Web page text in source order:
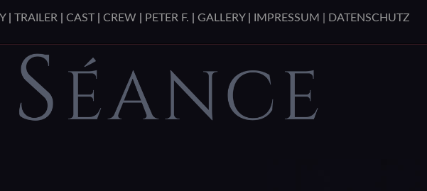
| TRAILER CAST| CREW PETER F. GALLERY| IMPRESSUM | DATENSCHUTZ